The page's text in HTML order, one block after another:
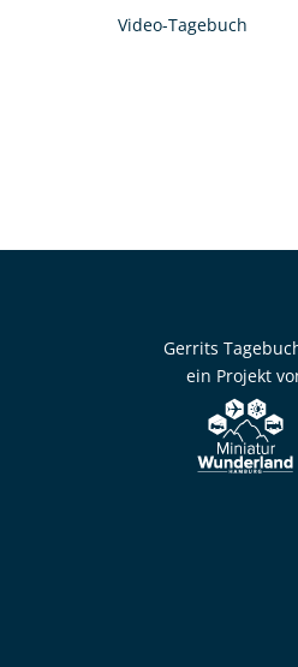
Video-Tagebuch
Gerrits
ein Projekt